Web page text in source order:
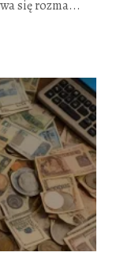
się rozma...